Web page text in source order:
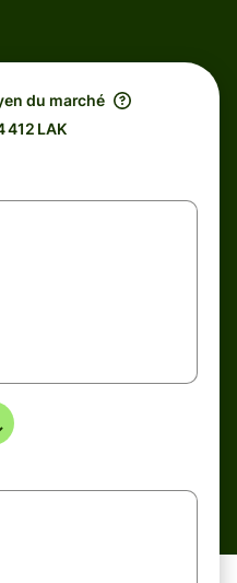
du marché
412 LAK